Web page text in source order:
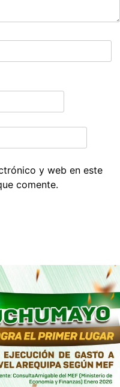
y web en este
comente.